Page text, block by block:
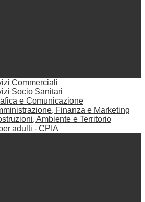
Commerciali
Socio Sanitari
e Comunicazione
Finanza e Marketing
Ambiente e Territorio
adulti - CPIA